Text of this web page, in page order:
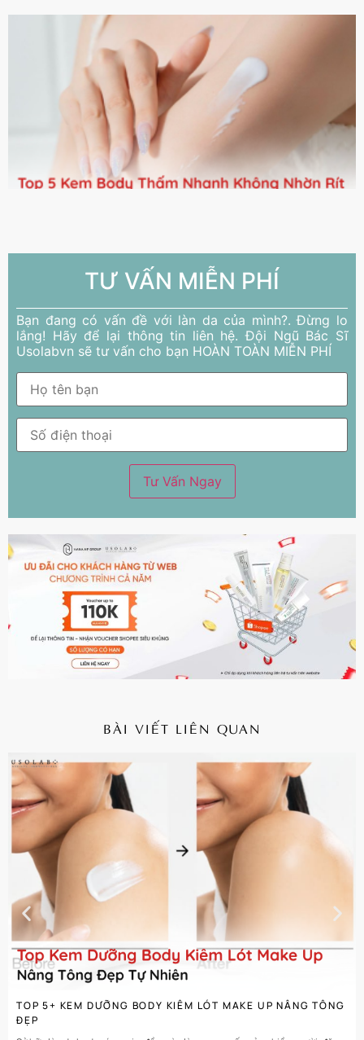
TƯ VẤN MIỄN PHÍ
Bạn đang có vấn đề với làn da của mình?. Đừng lo
lắng! Hãy để lại thông tin liên hệ. Đội Ngũ Bác Sĩ
Usolabvn sẽ tư vấn cho bạn HOÀN TOÀN MIỄN PHÍ
BÀI VIẾT LIÊN QUAN
TOP 5+ KEM DƯỠNG BODY KIÊM LÓT MAKE UP NÂNG TÔNG
ĐẸP